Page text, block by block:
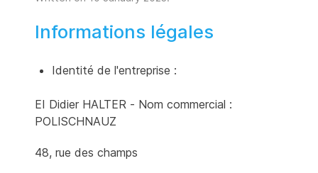
Informations légales
Identité de l'entreprise :
EI Didier HALTER - Nom commercial :
POLISCHNAUZ
48, rue des champs